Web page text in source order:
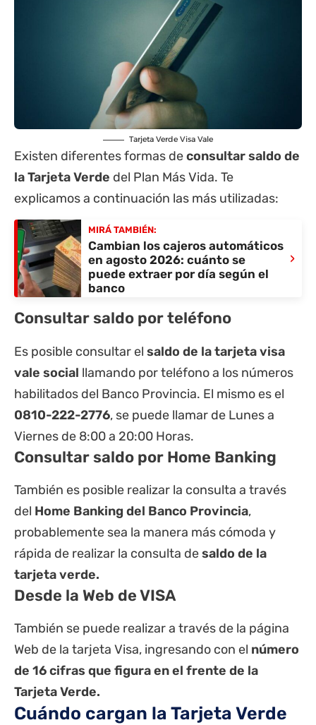
Tarjeta Verde Visa Vale
Existen diferentes formas deconsultar saldo de
la Tarjeta Verde del Plan Más Vida. Te
explicamos a continuación las más utilizadas:
MIRÁ TAMBIÉN:
Cambian los cajeros automáticos
en agosto 2026: cuánto se
puede extraer por día según el
banco
›
Consultar saldo por teléfono
Es posible consultar el saldo de la tarjeta visa
vale social llamando por teléfono a los números
habilitados del Banco Provincia. El mismo es el
0810-222-2776, se puede llamar de Lunes a
Viernes de 8:00 a 20:00 Horas.
Consultar saldo por Home Banking
También es posible realizar la consulta a través
del Home Banking del Banco Provincia,
probablemente sea la manera más cómoda y
rápida de realizar la consulta desaldo de la
tarjeta verde.
Desde la Web de VISA
También se puede realizar a través de la página
Web de la tarjeta Visa, ingresando con el número
de 16 cifras que figura en el frente de la
Tarjeta Verde.
Cuándo cargan la Tarjeta Verde